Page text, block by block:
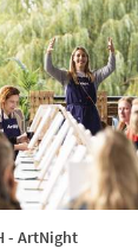
- ArtNight